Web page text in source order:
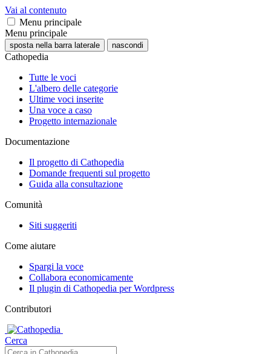
Vai al contenuto
Menu principale
Menu principale
sposta nella barra laterale nascondi
Cathopedia
Tutte le voci
L'albero delle categorie
Ultime voci inserite
Una voce a caso
Progetto internazionale
Documentazione
Il progetto di Cathopedia
Domande frequenti sul progetto
Guida alla consultazione
Comunità
Siti suggeriti
Come aiutare
Spargi la voce
Collabora economicamente
Il plugin di Cathopedia per Wordpress
Contributori
Cerca